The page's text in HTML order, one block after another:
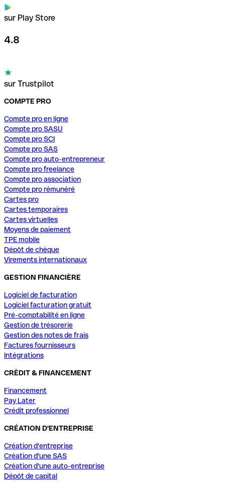
sur Play Store
4.8
sur Trustpilot
COMPTE PRO
Compte pro en ligne
Compte pro SASU
Compte pro SCI
Compte pro SAS
Compte pro auto-entrepreneur
Compte pro freelance
Compte pro association
Compte pro rémunéré
Cartes pro
Cartes temporaires
Cartes virtuelles
Moyens de paiement
TPE mobile
Dépôt de chèque
Virements internationaux
GESTION FINANCIÈRE
Logiciel de facturation
Logiciel facturation gratuit
Pré-comptabilité en ligne
Gestion de trésorerie
Gestion des notes de frais
Factures fournisseurs
Intégrations
CRÈDIT & FINANCEMENT
Financement
Pay Later
Crédit professionnel
CRÉATION D'ENTREPRISE
Création d'entreprise
Création d'une SAS
Création d'une auto-entreprise
Dépôt de capital